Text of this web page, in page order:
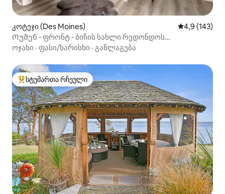
კოტეჯი (Des Moines) საშუალო
4,9 (143)
Ოუშენ ‑ ფრონტ ‑ ბიჩის სახლი რედონდოს
ფიცარნაგზე!
ოჯახი · ფასი/ხარისხი · განლაგება
სტუმართა რჩეული მოწინავე ვარიანტი
სტუმართა რჩეული